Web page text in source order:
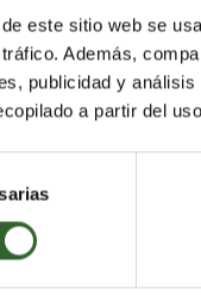
este sitio web se
Además,
publicidad y
a partir del
(El)
San
Tazacorte Breña
del Norte
la Rambla Breña
de Aridane (Los)
La Laguna
Puntagorda